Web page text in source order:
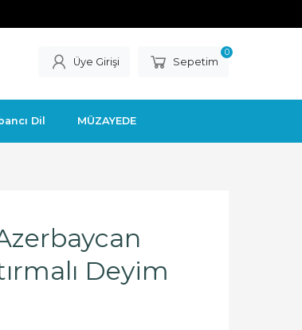
Üye Girişi Sepetim
0
Dil MÜZAYEDE
Deyim